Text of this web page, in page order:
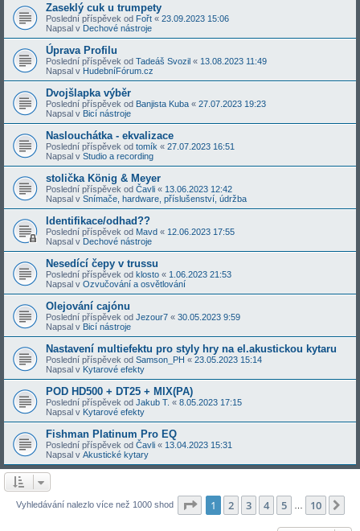
Zaseklý cuk u trumpety
Poslední příspěvek od Fořt « 23.09.2023 15:06
Napsal v Dechové nástroje
Úprava Profilu
Poslední příspěvek od Tadeáš Svozil « 13.08.2023 11:49
Napsal v HudebníFórum.cz
Dvojšlapka výběr
Poslední příspěvek od Banjista Kuba « 27.07.2023 19:23
Napsal v Bicí nástroje
Naslouchátka - ekvalizace
Poslední příspěvek od tomík « 27.07.2023 16:51
Napsal v Studio a recording
stolička König & Meyer
Poslední příspěvek od Čavli « 13.06.2023 12:42
Napsal v Snímače, hardware, příslušenství, údržba
Identifikace/odhad??
Poslední příspěvek od Mavd « 12.06.2023 17:55
Napsal v Dechové nástroje
Nesedící čepy v trussu
Poslední příspěvek od klosto « 1.06.2023 21:53
Napsal v Ozvučování a osvětlování
Olejování cajónu
Poslední příspěvek od Jezour7 « 30.05.2023 9:59
Napsal v Bicí nástroje
Nastavení multiefektu pro styly hry na el.akustickou kytaru
Poslední příspěvek od Samson_PH « 23.05.2023 15:14
Napsal v Kytarové efekty
POD HD500 + DT25 + MIX(PA)
Poslední příspěvek od Jakub T. « 8.05.2023 17:15
Napsal v Kytarové efekty
Fishman Platinum Pro EQ
Poslední příspěvek od Čavli « 13.04.2023 15:31
Napsal v Akustické kytary
Vyhledávání nalezlo více než 1000 shod Stránka z 10
1 2 3 4 5 10